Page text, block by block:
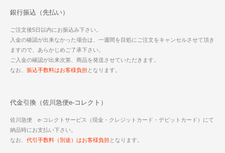
銀行振込（先払い）
ご注文後5日以内にお振込み下さい。
入金の確認が出来なかった場合は、一週間を目処にご注文をキャンセルさせて頂き
ますので、あらかじめご了承下さい。
ご入金の確認が出来次第、商品を発送させていただきます。
なお、 振込手数料はお客様負担 となります。
代金引換（佐川急便e-コレクト）
佐川急便 e-コレクトサービス（現金・クレジットカード・デビットカード）にて
納品時にお支払い下さい。
なお、 代引手数料（別途）はお客様負担 となります。